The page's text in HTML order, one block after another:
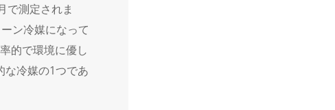
で測定されま
ン冷媒になって
的で環境に優し
な冷媒の1つであ